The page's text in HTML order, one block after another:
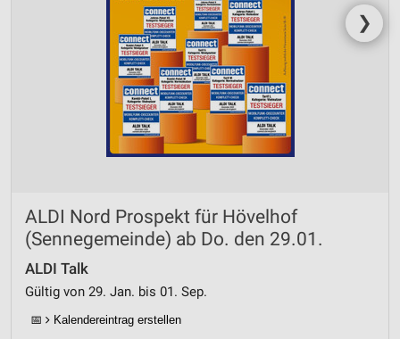
❯
ALDI Nord Prospekt für Hövelhof
(Sennegemeinde) ab Do. den 29.01.
ALDI Talk
Gültig von 29. Jan. bis 01. Sep.
📅 Kalendereintrag erstellen